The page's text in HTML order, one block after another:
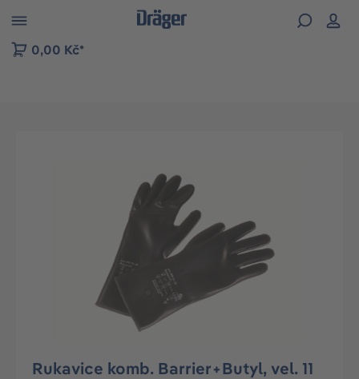
to B2B platform navigation
0,00 Kč*
Přeskočit galerii obrázků
Rukavice komb. Barrier+Butyl, vel. 11